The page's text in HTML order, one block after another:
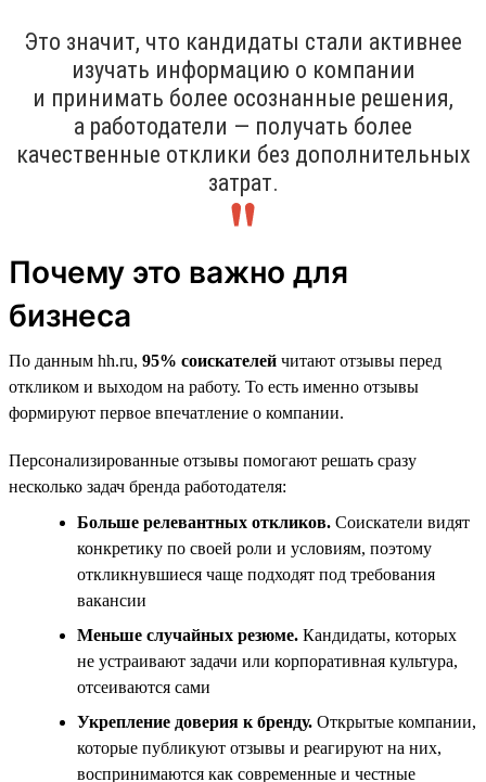
Это значит, что кандидаты стали активнее
изучать информацию о компании
и принимать более осознанные решения,
а работодатели — получать более
качественные отклики без дополнительных
затрат.
Почему это важно для
бизнеса
По данным hh.ru, 95% соискателей читают отзывы перед
откликом и выходом на работу. То есть именно отзывы
формируют первое впечатление о компании.
Персонализированные отзывы помогают решать сразу
несколько задач бренда работодателя:
Больше релевантных откликов. Соискатели видят
конкретику по своей роли и условиям, поэтому
откликнувшиеся чаще подходят под требования
вакансии
Меньше случайных резюме. Кандидаты, которых
не устраивают задачи или корпоративная культура,
отсеиваются сами
Укрепление доверия к бренду. Открытые компании,
которые публикуют отзывы и реагируют на них,
воспринимаются как современные и честные